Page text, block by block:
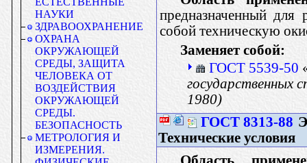
НАУКИ
ЗДРАВООХРАНЕНИЕ
ОХРАНА
ОКРУЖАЮЩЕЙ
СРЕДЫ, ЗАЩИТА
ЧЕЛОВЕКА ОТ
ВОЗДЕЙСТВИЯ
ОКРУЖАЮЩЕЙ
СРЕДЫ.
БЕЗОПАСНОСТЬ
МЕТРОЛОГИЯ И
ИЗМЕРЕНИЯ.
предназначенный для
собой техническую
Заменяет собой:
ГОСТ 5539-50
государственных
1980)
ГОСТ 8313-88
Технические условия